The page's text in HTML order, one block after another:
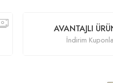
AVANTAJLI ÜRÜNLER
İndirim Kuponları